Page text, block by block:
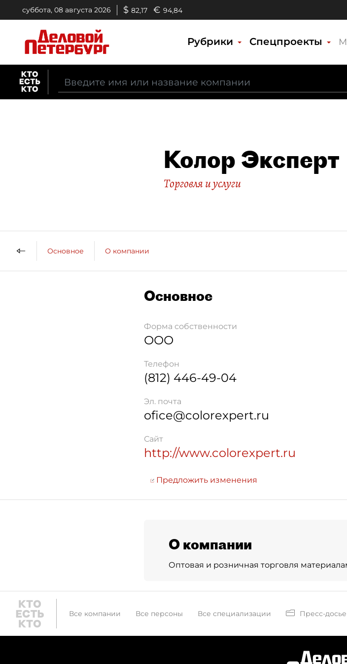
суббота, 08 августа 2026 $ 82,17 € 94,84
Рубрики Спецпроекты
Колор Эксперт
Торговля и услуги
Основное О компании
Основное
Форма собственности
ООО
Телефон
(812) 446-49-04
Эл. почта
ofice@colorexpert.ru
Сайт
http://www.colorexpert.ru
Предложить изменения
О компании
Оптовая и розничная торговля
Все компании Все персоны Все специализации Пресс-досье